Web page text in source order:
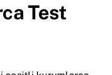
Test